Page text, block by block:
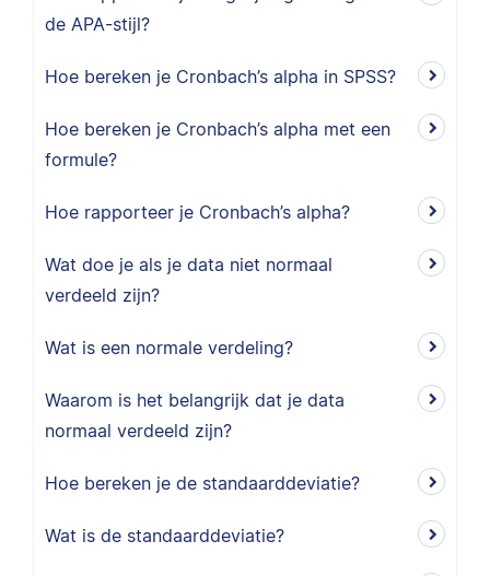
de APA-stijl?
Hoe bereken je Cronbach’s alpha in SPSS?
Hoe bereken je Cronbach’s alpha met een
formule?
Hoe rapporteer je Cronbach’s alpha?
Wat doe je als je data niet normaal
verdeeld zijn?
Wat is een normale verdeling?
Waarom is het belangrijk dat je data
normaal verdeeld zijn?
Hoe bereken je de standaarddeviatie?
Wat is de standaarddeviatie?